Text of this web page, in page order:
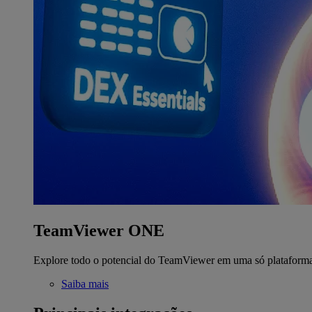
TeamViewer ONE
Explore todo o potencial do TeamViewer em uma só
Saiba mais